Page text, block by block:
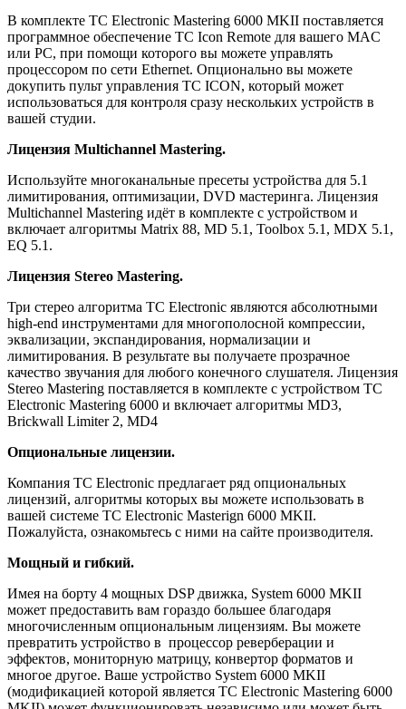
В комплекте TC Electronic Mastering 6000 MKII поставляется
программное обеспечение TC Icon Remote для вашего MAC
или PC, при помощи которого вы можете управлять
процессором по сети Ethernet. Опционально вы можете
докупить пульт управления TC ICON, который может
использоваться для контроля сразу нескольких устройств в
вашей студии.
Лицензия Multichannel Mastering.
Используйте многоканальные пресеты устройства для 5.1
лимитирования, оптимизации, DVD мастеринга. Лицензия
Multichannel Mastering идёт в комплекте с устройством и
включает алгоритмы Matrix 88, MD 5.1, Toolbox 5.1, MDX 5.1,
EQ 5.1.
Лицензия Stereo Mastering.
Три стерео алгоритма TC Electronic являются абсолютными
high-end инструментами для многополосной компрессии,
эквализации, экспандирования, нормализации и
лимитирования. В результате вы получаете прозрачное
качество звучания для любого конечного слушателя. Лицензия
Stereo Mastering поставляется в комплекте с устройством TC
Electronic Mastering 6000 и включает алгоритмы MD3,
Brickwall Limiter 2, MD4
Опциональные лицензии.
Компания TC Electronic предлагает ряд опциональных
лицензий, алгоритмы которых вы можете использовать в
вашей системе TC Electronic Masterign 6000 MKII.
Пожалуйста, ознакомьтесь с ними на сайте производителя.
Мощный и гибкий.
Имея на борту 4 мощных DSP движка, System 6000 MKII
может предоставить вам гораздо большее благодаря
многочисленным опциональным лицензиям. Вы можете
превратить устройство в процессор реверберации и
эффектов, мониторную матрицу, конвертор форматов и
многое другое. Ваше устройство System 6000 MKII
(модификацией которой является TC Electronic Mastering 6000